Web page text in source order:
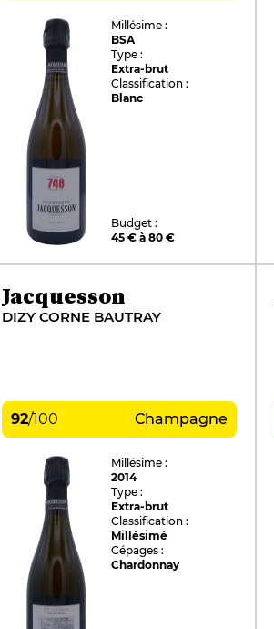
Millésime :
BSA
Type :
Extra-brut
Classification :
Blanc
Budget :
45 € à 80 €
Jacquesson
DIZY CORNE BAUTRAY
92/100 Champagne
Millésime :
2014
Type :
Extra-brut
Classification :
Millésimé
Cépages :
Chardonnay